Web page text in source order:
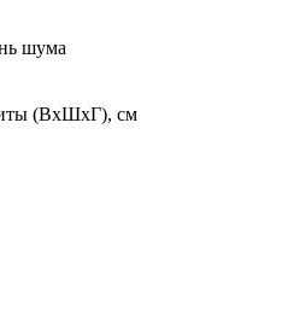
шума
(ВхШхГ), см